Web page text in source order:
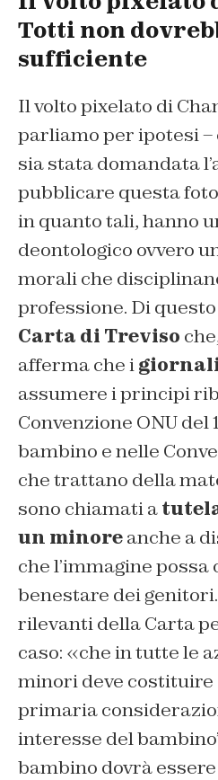
Totti non
sufficiente
Il volto pixelato di
parliamo per ipotesi –
sia stata domandata
pubblicare questa
in quanto tali, hanno
deontologico ovvero
morali che
professione. Di
Carta di Treviso
afferma che i
assumere i principi
Convenzione ONU
bambino e nelle
che trattano della
sono chiamati a
un minoreanche a
che l’immagine
benestare dei
rilevanti della Carta
caso: «che in tutte le
minori deve costituire
primaria
interesse del
bambino dovrà